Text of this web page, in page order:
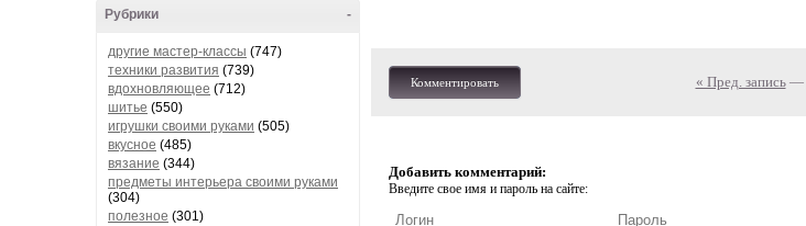
-
Рубрики
другие мастер-классы (747)
техники развития (739)
вдохновляющее (712)
шитье (550)
игрушки своими руками (505)
вкусное (485)
вязание (344)
предметы интерьера своими руками
(304)
полезное (301)
Комментировать « Пред. запись—
Добавить комментарий:
Введите свое имя и пароль на сайте: